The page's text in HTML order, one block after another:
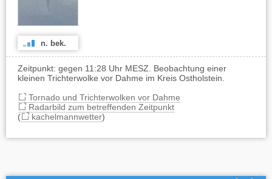
n. bek.
Zeitpunkt: gegen 11:28 Uhr MESZ. Beobachtung einer
kleinen Trichterwolke vor Dahme im Kreis Ostholstein.
Tornado und Trichterwolken vor Dahme
Radarbild zum betreffenden Zeitpunkt
(
kachelmannwetter)